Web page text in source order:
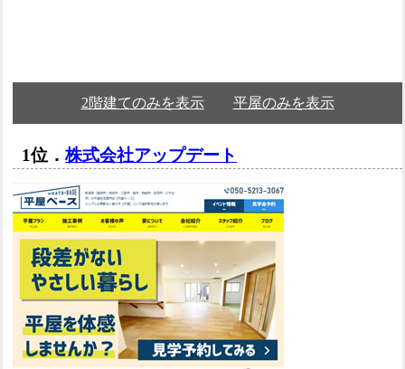
2階建てのみを表示 平屋のみを表示
1位．株式会社アップデート